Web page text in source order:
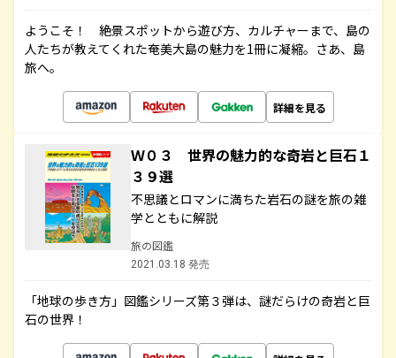
ようこそ！ 絶景スポットから遊び方、カルチャーまで、島の
人たちが教えてくれた奄美大島の魅力を1冊に凝縮。さあ、島
旅へ。
詳細を見る
Ｗ０３ 世界の魅力的な奇岩と巨石１
３９選
不思議とロマンに満ちた岩石の謎を旅の雑
学とともに解説
旅の図鑑
2021.03.18 発売
「地球の歩き方」図鑑シリーズ第３弾は、謎だらけの奇岩と巨
石の世界！